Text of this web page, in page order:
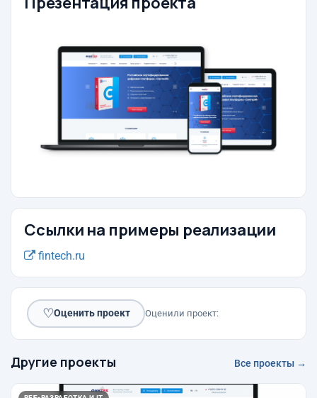
Ссылки на примеры реализации
fintech.ru
♡Оценить проект Оценили проект:
Другие проекты Все проекты →